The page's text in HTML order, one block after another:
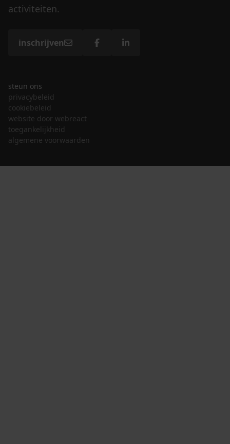
activiteiten.
inschrijven
steun ons
privacybeleid
cookiebeleid
website door webreact
toegankelijkheid
algemene voorwaarden